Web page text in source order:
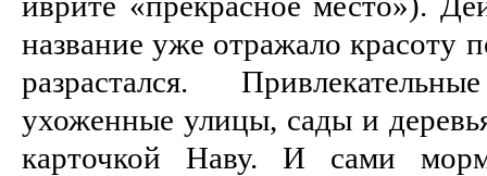
название уже отражало красоту
разрастался.
ухоженные улицы, сады и
карточкой Наву. И сами